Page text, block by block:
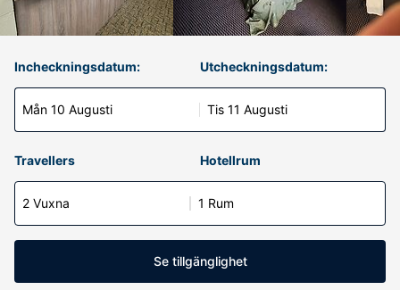
Incheckningsdatum:
Mån 10 Augusti
Utcheckningsdatum:
Tis 11 Augusti
Travellers Hotellrum
2 Vuxna 1 Rum
Se tillgänglighet